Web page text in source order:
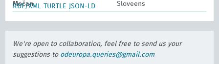
Močan Sloveens
RDF/XML
TURTLE JSON-LD
We're open to collaboration, feel free to send us your
suggestions to odeuropa.queries@gmail.com